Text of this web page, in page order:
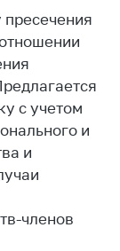
с учетом
и
и
членов